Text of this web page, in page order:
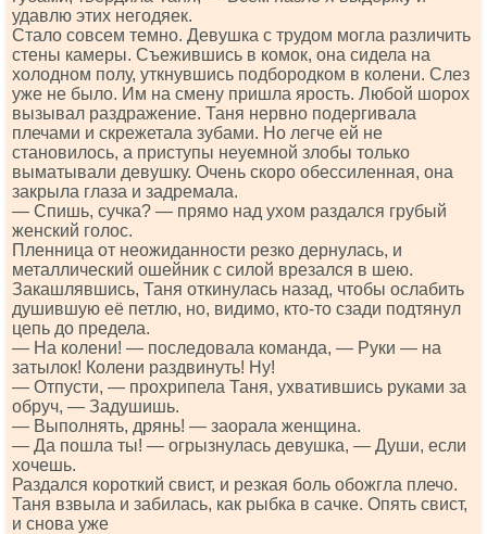
удавлю этих негодяек.
Стало совсем темно. Девушка с трудом могла различить
стены камеры. Съежившись в комок, она сидела на
холодном полу, уткнувшись подбородком в колени. Слез
уже не было. Им на смену пришла ярость. Любой шорох
вызывал раздражение. Таня нервно подергивала
плечами и скрежетала зубами. Но легче ей не
становилось, а приступы неуемной злобы только
выматывали девушку. Очень скоро обессиленная, она
закрыла глаза и задремала.
— Спишь, сучка? — прямо над ухом раздался грубый
женский голос.
Пленница от неожиданности резко дернулась, и
металлический ошейник с силой врезался в шею.
Закашлявшись, Таня откинулась назад, чтобы ослабить
душившую её петлю, но, видимо, кто-то сзади подтянул
цепь до предела.
— На колени! — последовала команда, — Руки — на
затылок! Колени раздвинуть! Ну!
— Отпусти, — прохрипела Таня, ухватившись руками за
обруч, — Задушишь.
— Выполнять, дрянь! — заорала женщина.
— Да пошла ты! — огрызнулась девушка, — Души, если
хочешь.
Раздался короткий свист, и резкая боль обожгла плечо.
Таня взвыла и забилась, как рыбка в сачке. Опять свист,
и снова уже